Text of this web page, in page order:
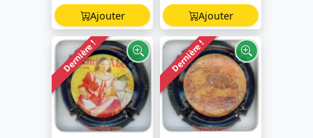
Ajouter Ajouter
Dernière ! Dernière !